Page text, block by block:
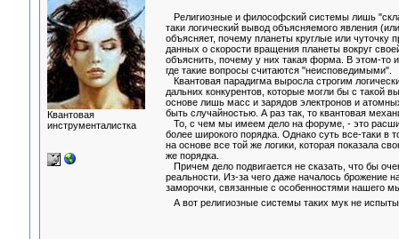
Квантовая
инструменталистка
Религиозные и философский системы лишь
таки логический вывод объясняемого явления
объясняет, почему планеты круглые или чуточку
данных о скорости вращения планеты вокруг
объяснить, почему у них такая форма. В этом-то
где такие вопросы считаются "неисповедимыми".
Квантовая парадигма выросла строгим
дальних конкурентов, которые могли бы с такой
основе лишь масс и зарядов электронов и
быть случайностью. А раз так, то квантовая
То, с чем мы имеем дело на форуме, - это
более широкого порядка. Однако суть все-таки в
на основе все той же логики, которая показала
же порядка.
Причем дело подвигается не сказать, что бы
реальности. Из-за чего даже началось брожение
заморочки, связанные с особенностями нашего
А вот религиозные системы таких мук не